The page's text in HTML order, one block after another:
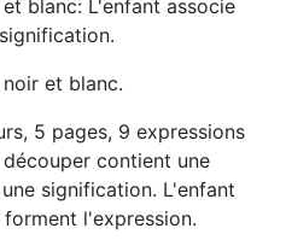
blanc: L'enfant associe
et blanc.
5 pages, 9 expressions
contient une
signification. L'enfant
l'expression.